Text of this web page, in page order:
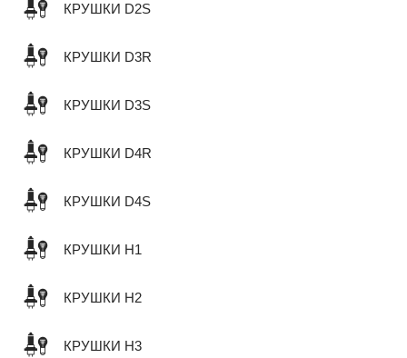
КРУШКИ D2S
КРУШКИ D3R
КРУШКИ D3S
КРУШКИ D4R
КРУШКИ D4S
КРУШКИ H1
КРУШКИ H2
КРУШКИ H3